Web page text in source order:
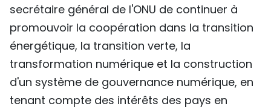
secrétaire général de l'ONU de continuer à
promouvoir la coopération dans la transition
énergétique, la transition verte, la
transformation numérique et la construction
d'un système de gouvernance numérique, en
tenant compte des intérêts des pays en